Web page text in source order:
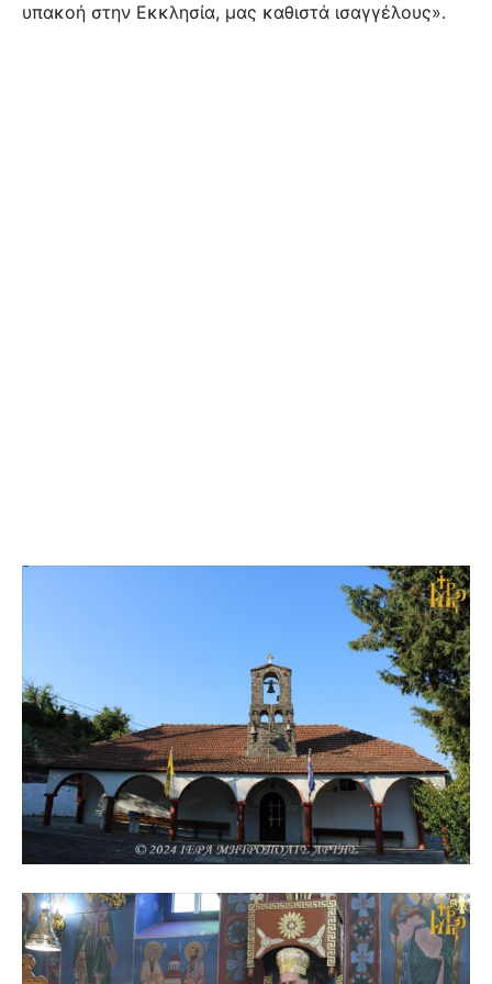
υπακοή στην Εκκλησία, μας καθιστά ισαγγέλους».